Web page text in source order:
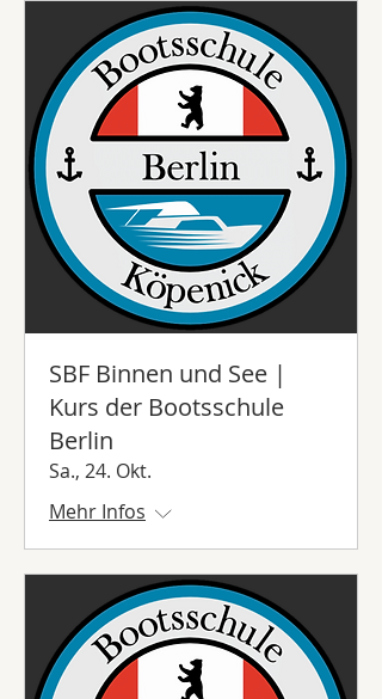
SBF Binnen und See |
Kurs der Bootsschule
Berlin
Sa., 24. Okt.
Mehr Infos